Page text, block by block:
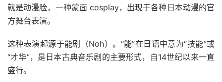
就是动漫脸，一种蒙面 cosplay，出现于各种日本动漫的官
方舞台表演。
这种表演起源于能剧（Noh）。“能”在日语中意为“技能”或
“才华”，是日本古典音乐剧的主要形式，自14世纪以来一直
盛行。